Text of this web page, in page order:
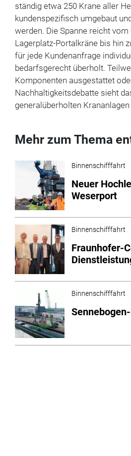
ständig etwa 250 Krane aller
kundenspezifisch umgebaut
werden. Die Spanne reicht
Lagerplatz-Portalkräne bis hin
für jede Kundenanfrage
bedarfsgerecht überholt.
Komponenten ausgestattet
Nachhaltigkeitsdebatte sieht
generalüberholten
Mehr zum Thema
Binnenschifffahrt
Neuer
Weserport
Binnenschifffahrt
Fraunhofer-
Binnenschifffahrt